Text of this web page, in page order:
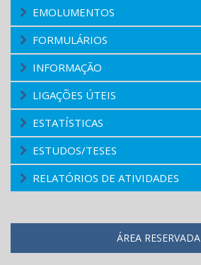
EMOLUMENTOS
FORMULÁRIOS
INFORMAÇÃO
LIGAÇÕES ÚTEIS
ESTATÍSTICAS
ESTUDOS/TESES
RELATÓRIOS DE ATIVIDADES
ÁREA RESERVADA